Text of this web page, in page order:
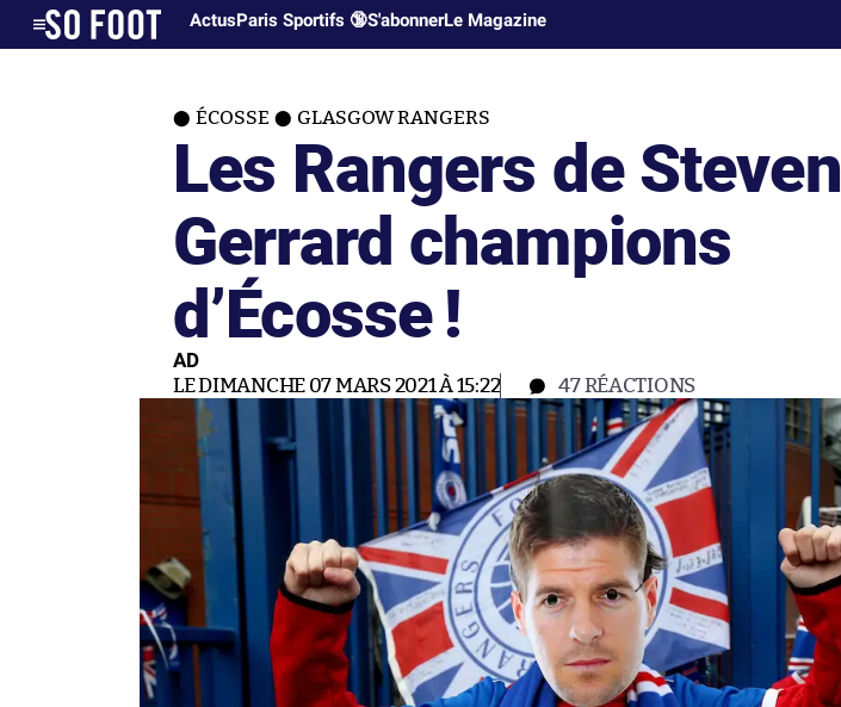
ActusParis Sportifs 🔞S'abonnerLe Magazine
ÉCOSSE GLASGOW RANGERS
Les Rangers de Steven
Gerrard champions
d’Écosse !
AD
LE DIMANCHE 07 MARS 2021 À 15:22 47RÉACTIONS